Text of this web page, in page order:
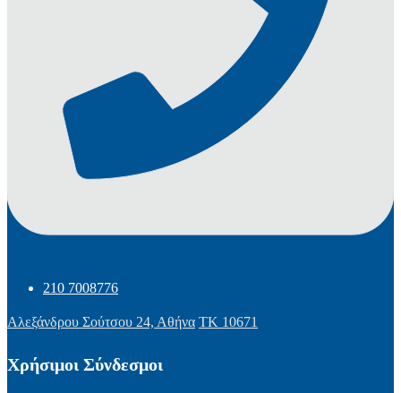
210 7008776
Αλεξάνδρου Σούτσου 24, Αθήνα ΤΚ 10671
Χρήσιμοι Σύνδεσμοι